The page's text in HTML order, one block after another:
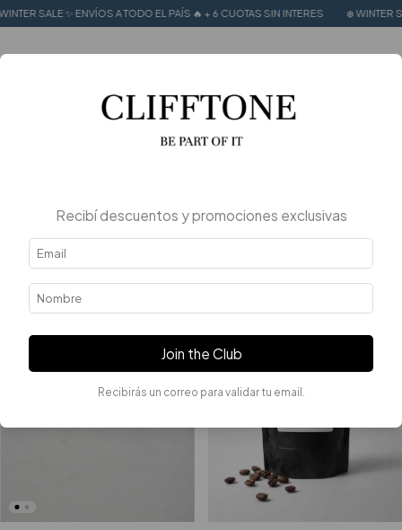
SALE ✨ ENVÍOS A TODO EL PAÍS 🔥 + 6 CUOTAS SIN INTERES ❄️ WINTER
Recibí descuentos y promociones exclusivas
Join the Club
Recibirás un correo para validar tu email.